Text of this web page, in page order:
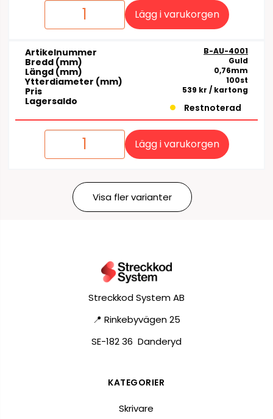
Lägg i varukorgen
Artikelnummer B-AU-4001
Bredd (mm) Guld
Längd (mm) 0,76mm
Ytterdiameter (mm) 100st
Pris 539 kr / kartong
Lagersaldo
Restnoterad
Lägg i varukorgen
Visa fler varianter
Streckkod System AB
📍 Rinkebyvägen 25
SE-182 36 Danderyd
KATEGORIER
Skrivare